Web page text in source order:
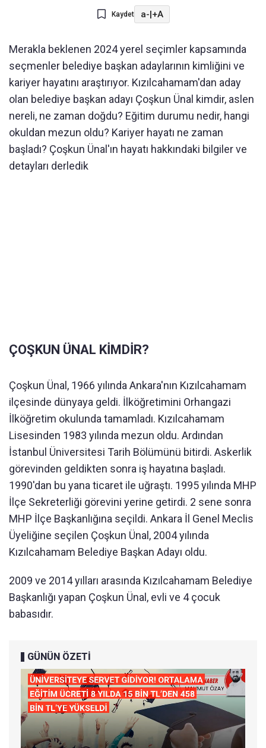
Kaydet a-|+A
Merakla beklenen 2024 yerel seçimler kapsamında
seçmenler belediye başkan adaylarının kimliğini ve
kariyer hayatını araştırıyor. Kızılcahamam'dan aday
olan belediye başkan adayı Çoşkun Ünal kimdir, aslen
nereli, ne zaman doğdu? Eğitim durumu nedir, hangi
okuldan mezun oldu? Kariyer hayatı ne zaman
başladı? Çoşkun Ünal'ın hayatı hakkındaki bilgiler ve
detayları derledik
ÇOŞKUN ÜNAL KİMDİR?
Çoşkun Ünal, 1966 yılında Ankara'nın Kızılcahamam
ilçesinde dünyaya geldi. İlköğretimini Orhangazi
İlköğretim okulunda tamamladı. Kızılcahamam
Lisesinden 1983 yılında mezun oldu. Ardından
İstanbul Üniversitesi Tarih Bölümünü bitirdi. Askerlik
görevinden geldikten sonra iş hayatına başladı.
1990'dan bu yana ticaret ile uğraştı. 1995 yılında MHP
İlçe Sekreterliği görevini yerine getirdi. 2 sene sonra
MHP İlçe Başkanlığına seçildi. Ankara İl Genel Meclis
Üyeliğine seçilen Çoşkun Ünal, 2004 yılında
Kızılcahamam Belediye Başkan Adayı oldu.
2009 ve 2014 yılları arasında Kızılcahamam Belediye
Başkanlığı yapan Çoşkun Ünal, evli ve 4 çocuk
babasıdır.
GÜNÜN ÖZETİ